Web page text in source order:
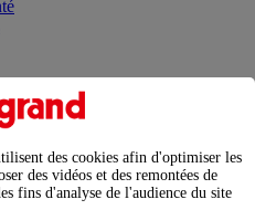
fonctionnement des appareils
tableau électrique
Solutions : concentrer les
vos performances
des cookies afin d'optimiser les
des vidéos et des remontées de
fins d'analyse de l'audience du site